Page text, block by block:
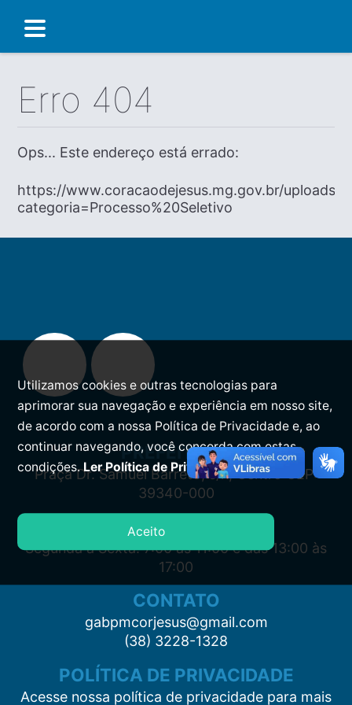
Erro 404
Ops... Este endereço está errado:
https://www.coracaodejesus.mg.gov.br/uploads/
categoria=Processo%20Seletivo
PREFEITURA
Praça Dr. Samuel Barreto, s/n, Centro CEP:
39340-000
ATENDIMENTO
Segunda à Sexta: 7:00 às 11:00 e das 13:00 às
17:00
CONTATO
gabpmcorjesus@gmail.com
(38) 3228-1328
POLÍTICA DE PRIVACIDADE
Acesse nossa política de privacidade para mais
Utilizamos cookies e outras tecnologias para
aprimorar sua navegação e experiência em nosso site,
de acordo com a nossa Política de Privacidade e, ao
continuar navegando, você concorda com estas
condições.Ler Política de Privacidade.
Aceito